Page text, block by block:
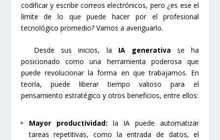
codificar y escribir correos electrónicos, pero ¿es ese el
límite de lo que puede hacer por el profesional
tecnológico promedio? Vamos a averiguarlo.
Desde sus inicios, la IA generativa se ha
posicionado como una herramienta poderosa que
puede revolucionar la forma en que trabajamos. En
teoría, puede liberar tiempo valioso para el
pensamiento estratégico y otros beneficios, entre ellos:
Mayor productividad: la IA puede automatizar
tareas repetitivas, como la entrada de datos, el